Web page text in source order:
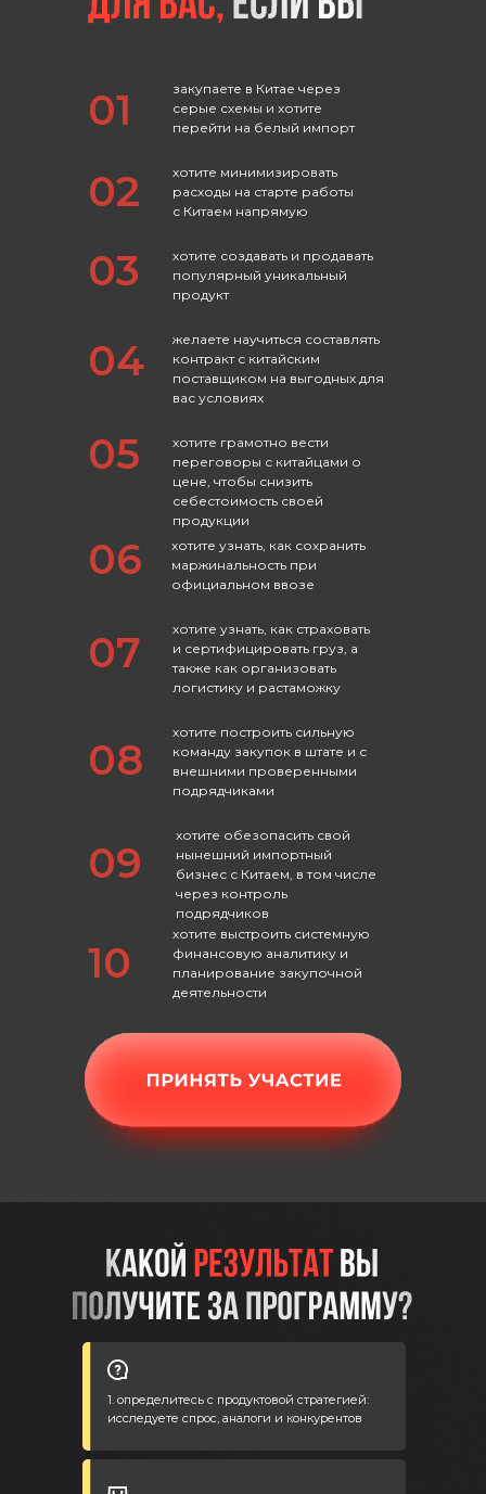
хотите выстроить системную
финансовую аналитику и
планирование закупочной
деятельности
хотите минимизировать
расходы на старте работы
с Китаем напрямую
закупаете в Китае через
серые схемы и хотите
перейти на белый импорт
хотите создавать и продавать
популярный уникальный
продукт
хотите узнать, как сохранить
маржинальность при
официальном ввозе
хотите грамотно вести
переговоры с китайцами о
цене, чтобы снизить
себестоимость своей
продукции
желаете научиться составлять
контракт с китайским
поставщиком на выгодных для
вас условиях
хотите узнать, как страховать
и сертифицировать груз, а
также как организовать
логистику и растаможку
10
09
хотите построить сильную
команду закупок в штате и с
внешними проверенными
подрядчиками
хотите обезопасить свой
нынешний импортный
бизнес с Китаем, в том числе
через контроль
подрядчиков
08
06
01
04
07
02
05
03
Какой результат Вы
получите за программу?
1. определитесь с продуктовой стратегией:
исследуете спрос, аналоги и конкурентов